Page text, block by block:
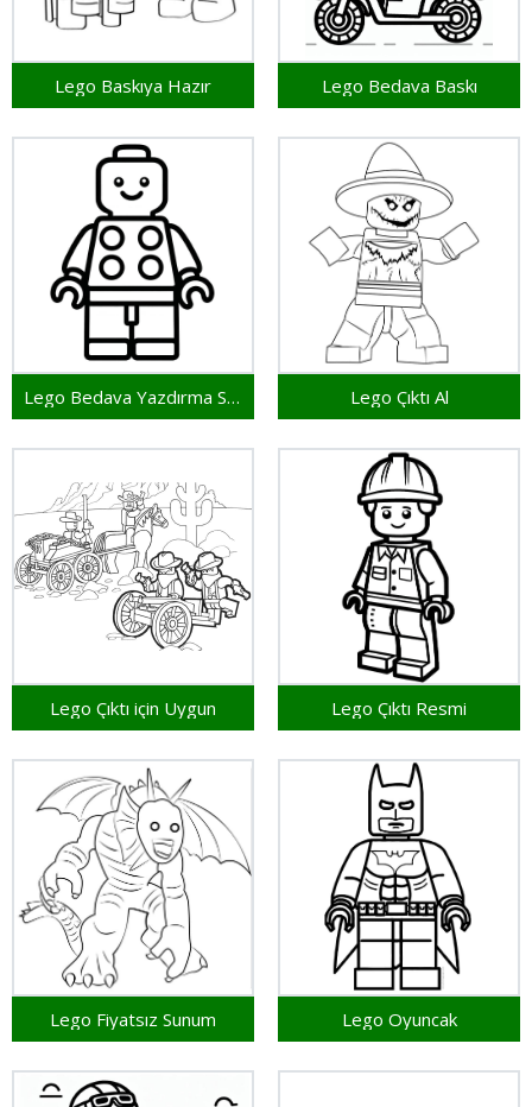
Lego Baskıya Hazır Lego Bedava Baskı
Lego Bedava Yazdırma Sayfası Lego Çıktı Al
Lego Çıktı için Uygun Lego Çıktı Resmi
Lego Fiyatsız Sunum Lego Oyuncak